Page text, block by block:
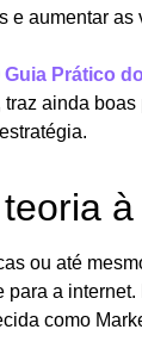
e aumentar as
Guia Prático
ainda
ou até
a
como